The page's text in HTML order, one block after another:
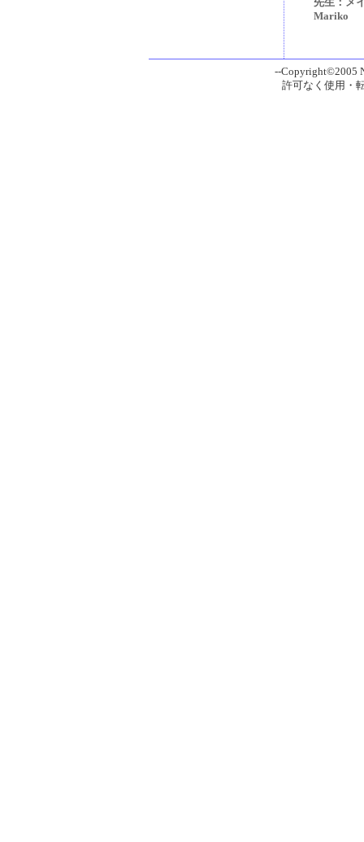
Mariko
--Copyright©2005
許可なく使用・